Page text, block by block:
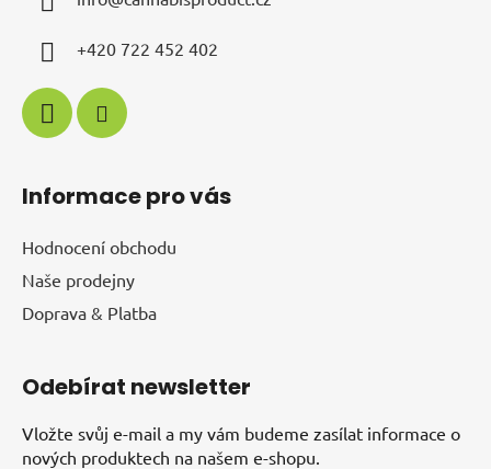
+420 722 452 402
Informace pro vás
Hodnocení obchodu
Naše prodejny
Doprava & Platba
Odebírat newsletter
Vložte svůj e-mail a my vám budeme zasílat informace o
nových produktech na našem e-shopu.